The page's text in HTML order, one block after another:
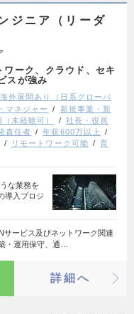
ジニア（リーダ
ーク、クラウド、セキ
スが強み
海外展開あり（日系グローバ
マネジャー
新規事業・新
未経験可）
社長・役員
責任者
年収600万以上
リモートワーク可能
育
な業務を
導入プロジ
サービス及びネットワーク関連
・運用保守、通…
詳細へ